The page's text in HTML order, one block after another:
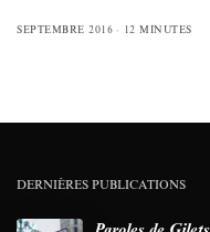
SEPTEMBRE 2016 12 MINUTES
DERNIÈRES PUBLICATIONS